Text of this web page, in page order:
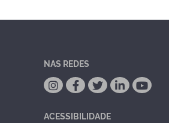
NAS REDES
ACESSIBILIDADE